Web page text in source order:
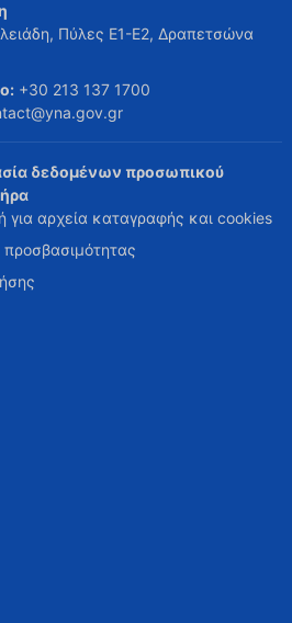
Πύλες Ε1-Ε2, Δραπετσώνα
+30 213 137 1700
δεδομένων προσωπικού
για αρχεία καταγραφής και cookies